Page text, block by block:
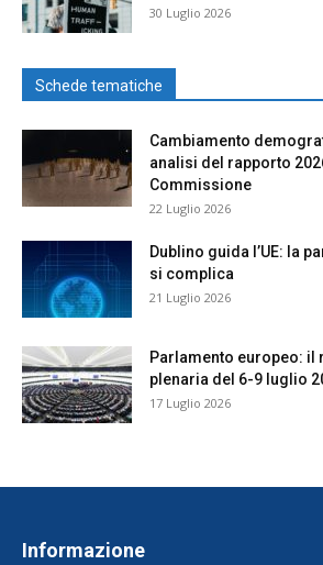
30 Luglio 2026
Schede tematiche
Cambiamento
analisi del rapporto
Commissione
22 Luglio 2026
Dublino guida l’UE: la
si complica
21 Luglio 2026
Parlamento europeo: il
plenaria del 6-9 luglio
17 Luglio 2026
Informazione